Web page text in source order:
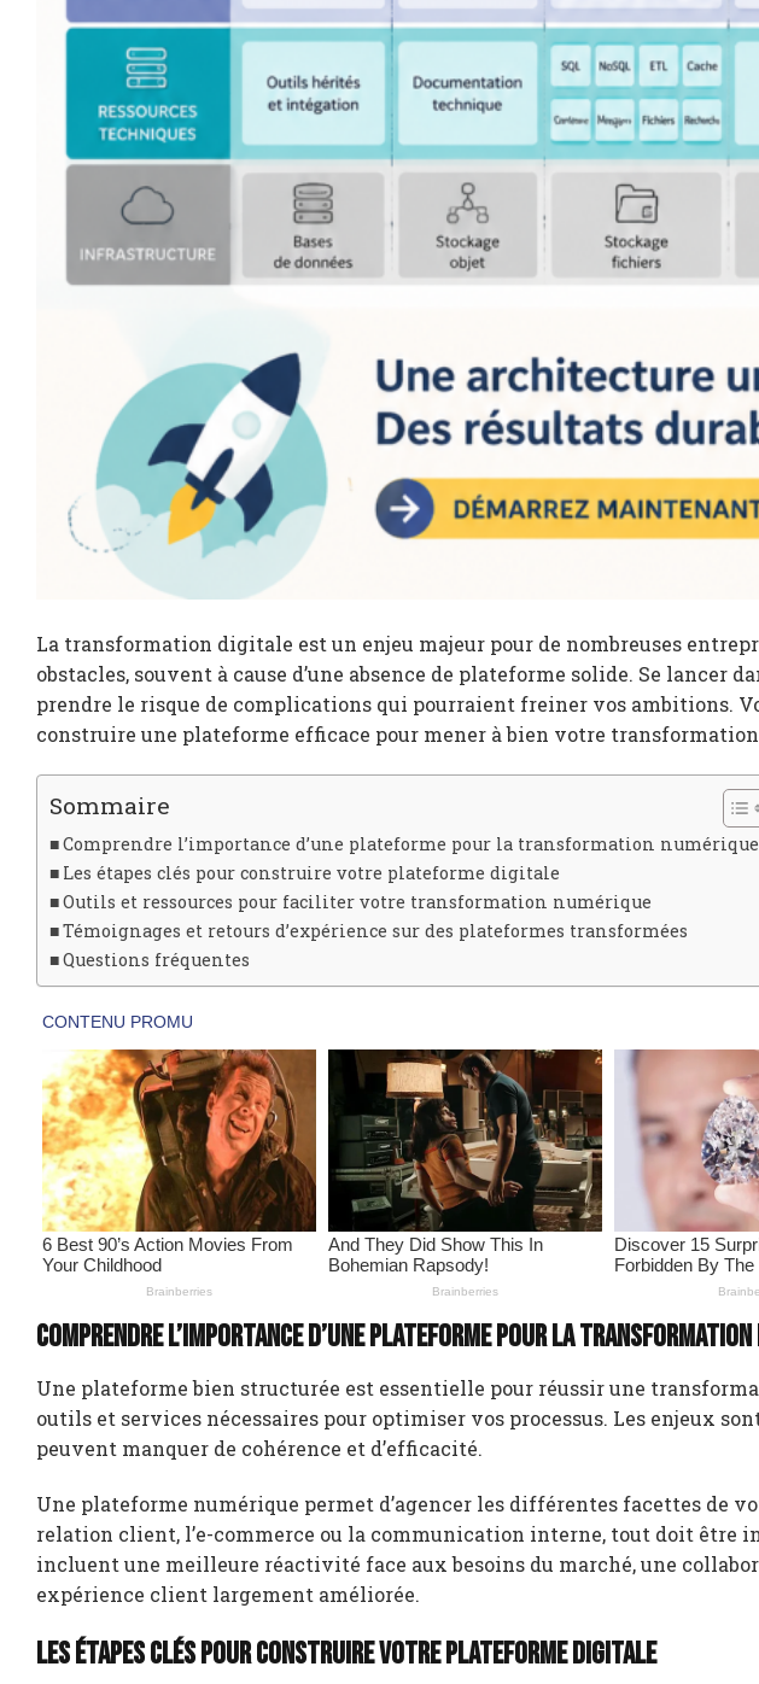
La transformation digitale est un enjeu majeur pour de nombreuses
obstacles, souvent à cause d’une absence de plateforme solide. Se lancer
prendre le risque de complications qui pourraient freiner vos ambitions.
construire une plateforme efficace pour mener à bien votre
Sommaire
Comprendre l’importance d’une plateforme pour la transformation numérique
Les étapes clés pour construire votre plateforme digitale
Outils et ressources pour faciliter votre transformation numérique
Témoignages et retours d’expérience sur des plateformes transformées
Questions fréquentes
Comprendre l’importance d’une plateforme pour la transformation
Une plateforme bien structurée est essentielle pour réussir une
outils et services nécessaires pour optimiser vos processus. Les enjeux
peuvent manquer de cohérence et d’efficacité.
Une plateforme numérique permet d’agencer les différentes facettes de
relation client, l’e-commerce ou la communication interne, tout doit être
incluent une meilleure réactivité face aux besoins du marché, une
expérience client largement améliorée.
Les étapes clés pour construire votre plateforme digitale